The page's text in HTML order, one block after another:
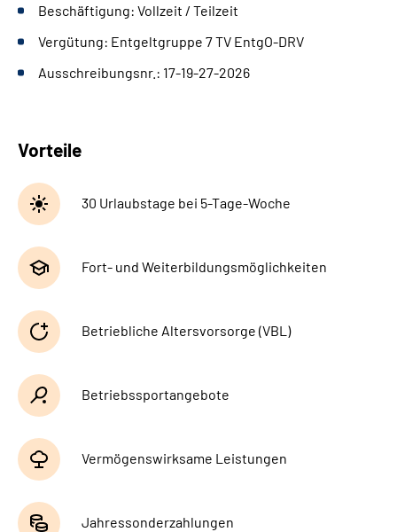
Leichte Sprache
Gebärdensprache
Beschäftigung: Vollzeit / Teilzeit
Vergütung: Entgeltgruppe 7 TV EntgO-DRV
Ausschreibungsnr.: 17-19-27-2026
Vorteile
30 Urlaubstage bei 5-Tage-Woche
Fort- und Weiterbildungsmöglichkeiten
Betriebliche Altersvorsorge (VBL)
Betriebssportangebote
Vermögenswirksame Leistungen
Jahressonderzahlungen